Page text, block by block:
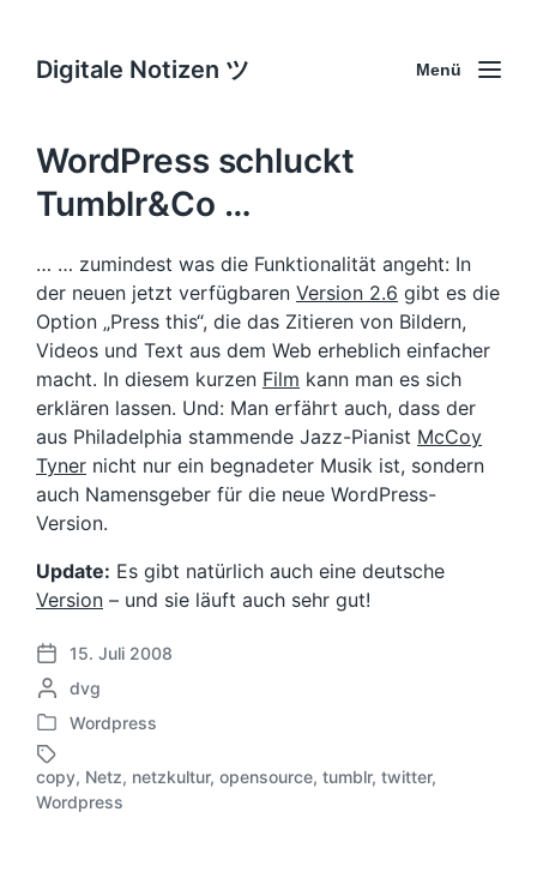
Digitale Notizen ツ Menü
WordPress schluckt
Tumblr&Co …
… … zumindest was die Funktionalität angeht: In
der neuen jetzt verfügbaren Version 2.6 gibt es die
Option „Press this“, die das Zitieren von Bildern,
Videos und Text aus dem Web erheblich einfacher
macht. In diesem kurzen Film kann man es sich
erklären lassen. Und: Man erfährt auch, dass der
aus Philadelphia stammende Jazz-Pianist McCoy
Tyner nicht nur ein begnadeter Musik ist, sondern
auch Namensgeber für die neue WordPress-
Version.
Update: Es gibt natürlich auch eine deutsche
Version – und sie läuft auch sehr gut!
V
e
r
ö
f
15. Juli 2008
G
e
c
h
r
dvg
V
e
r
ö
Wordpress
S
copy, Netz, netzkultur, opensource, tumblr, twitter,
Wordpress